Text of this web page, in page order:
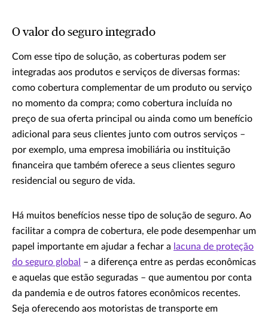
O valor do seguro integrado
Com esse tipo de solução, as coberturas podem ser
integradas aos produtos e serviços de diversas formas:
como cobertura complementar de um produto ou serviço
no momento da compra; como cobertura incluída no
preço de sua oferta principal ou ainda como um benefício
adicional para seus clientes junto com outros serviços –
por exemplo, uma empresa imobiliária ou instituição
financeira que também oferece a seus clientes seguro
residencial ou seguro de vida.
Há muitos benefícios nesse tipo de solução de seguro. Ao
facilitar a compra de cobertura, ele pode desempenhar um
papel importante em ajudar a fechar a lacuna de proteção
do seguro global
– a diferença entre as perdas econômicas
e aquelas que estão seguradas – que aumentou por conta
da pandemia e de outros fatores econômicos recentes.
Seja oferecendo aos motoristas de transporte em